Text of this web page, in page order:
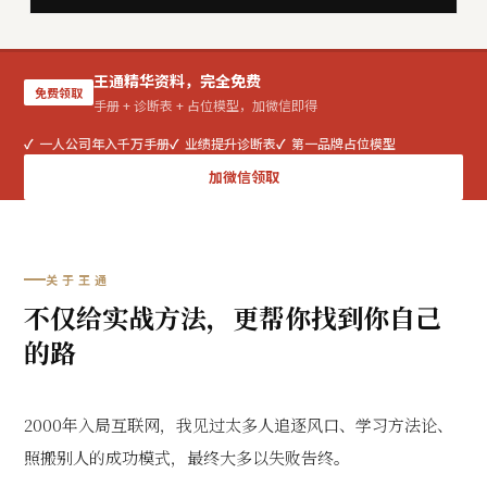
免费领取
王通精华资料，完全免费
手册 + 诊断表 + 占位模型，加微信即得
一人公司年入千万手册 业绩提升诊断表 第一品牌占位模型
加微信领取
关于王通
不仅给实战方法，更帮你找到你自己
的路
2000年入局互联网，我见过太多人追逐风口、学习方法论、
照搬别人的成功模式，最终大多以失败告终。